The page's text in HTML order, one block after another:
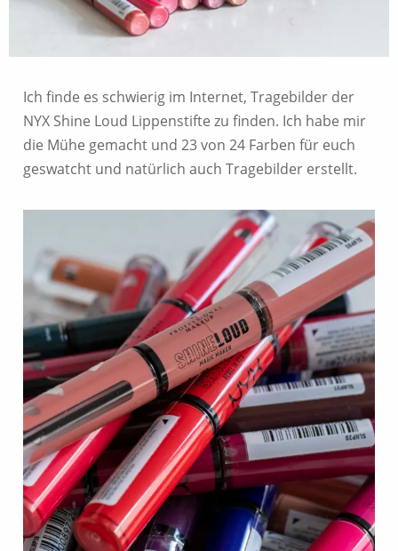
Ich finde es schwierig im Internet, Tragebilder der
NYX Shine Loud Lippenstifte zu finden. Ich habe mir
die Mühe gemacht und 23 von 24 Farben für euch
geswatcht und natürlich auch Tragebilder erstellt.